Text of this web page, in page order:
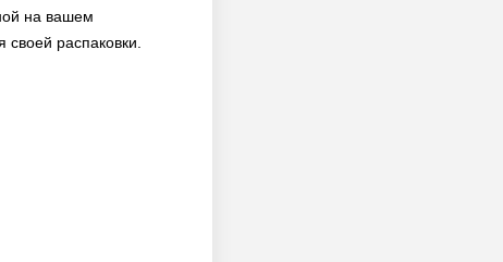
на вашем
распаковки.